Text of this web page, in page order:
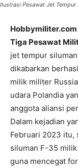
Ilustrasi Pesawat Jet
Hobbymiliter.com
Tiga Pesawat
jet tempur
dikabarkan
milik militer
udara Polandia
anggota aliansi
Dalam kejadian
Februari 2023 itu,
siluman F-35
guna mencegat